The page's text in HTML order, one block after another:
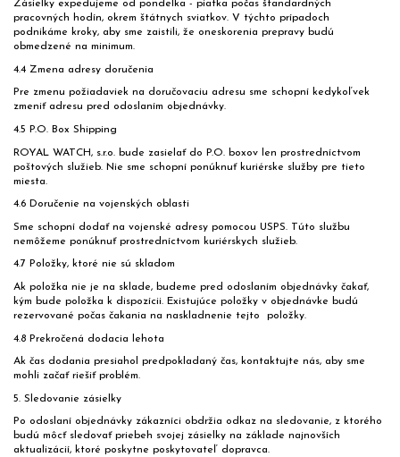
Zásielky expedujeme od pondelka - piatka počas štandardných
pracovných hodín, okrem štátnych sviatkov. V týchto prípadoch
podnikáme kroky, aby sme zaistili, že oneskorenia prepravy budú
obmedzené na minimum.
4.4 Zmena adresy doručenia
Pre zmenu požiadaviek na doručovaciu adresu sme schopní kedykoľvek
zmeniť adresu pred odoslaním objednávky.
4.5 P.O. Box Shipping
ROYAL WATCH, s.r.o. bude zasielať do P.O. boxov len prostredníctvom
poštových služieb. Nie sme schopní ponúknuť kuriérske služby pre tieto
miesta.
4.6 Doručenie na vojenských oblasti
Sme schopní dodať na vojenské adresy pomocou USPS. Túto službu
nemôžeme ponúknuť prostredníctvom kuriérskych služieb.
4.7 Položky, ktoré nie sú skladom
Ak položka nie je na sklade, budeme pred odoslaním objednávky čakať,
kým bude položka k dispozícii. Existujúce položky v objednávke budú
rezervované počas čakania na naskladnenie tejto
položky.
4.8 Prekročená dodacia lehota
Ak čas dodania presiahol predpokladaný čas, kontaktujte nás, aby sme
mohli začať riešiť problém.
5. Sledovanie zásielky
Po odoslaní objednávky zákazníci obdržia odkaz na sledovanie, z ktorého
budú môcť sledovať priebeh svojej zásielky na základe najnovších
aktualizácií, ktoré poskytne poskytovateľ dopravca.